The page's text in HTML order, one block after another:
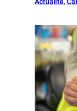
Actualité,